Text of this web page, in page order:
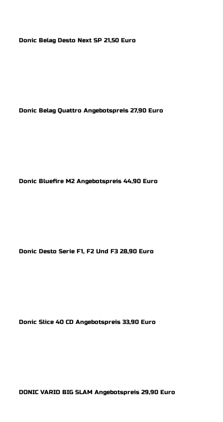
Donic Belag Desto Next SP 21,50 Euro
Donic Belag Quattro Angebotspreis 27,90 Euro
Donic Bluefire M2 Angebotspreis 44,90 Euro
Donic Desto Serie F1, F2 Und F3 28,90 Euro
Donic Slice 40 CD Angebotspreis 33,90 Euro
DONIC VARIO BIG SLAM Angebotspreis 29,90 Euro